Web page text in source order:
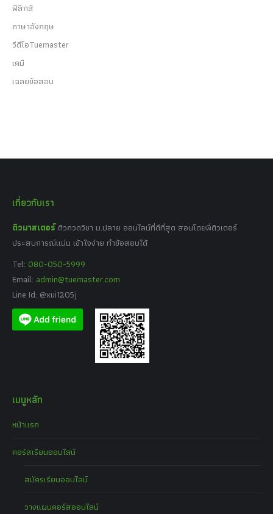
ฟิสิกส์
ภาษาอังกฤษ
วีดีโอTuemaster
เคมี
เฉลยข้อสอบ
เกี่ยวกับเรา
ติวมาสเตอร์ ติวกวดวิชา ม.ปลาย ออนไลน์ที่ดีที่สุด สอนโดยพี่ติวเตอร์
ประสบการณ์แน่น เข้าใจง่าย ทำข้อสอบได้
Tel: 080-050-5999
Email: admin@tuemaster.com
Line Id: @xui1205j
เมนูหลัก
หน้าแรก
คอร์สเรียนออนไลน์
สมัครเรียนออนไลน์
วางแผนคอร์สออนไลน์